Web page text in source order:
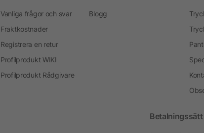
Vanliga frågor och svar
Fraktkostnader
Registrera en retur
Profilprodukt WIKI
Profilprodukt Rådgivare
Blogg
Betalningssätt